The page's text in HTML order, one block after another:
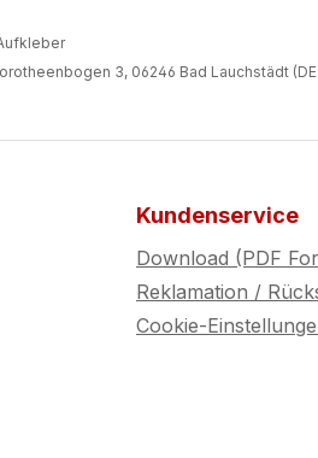
Gelmaterial,
und
sind zudem benzin-
Einsatz
Super Adventure
3, 06246 Bad Lauchstädt
Kundenservice
Download (PDF
Reklamation /
Cookie-